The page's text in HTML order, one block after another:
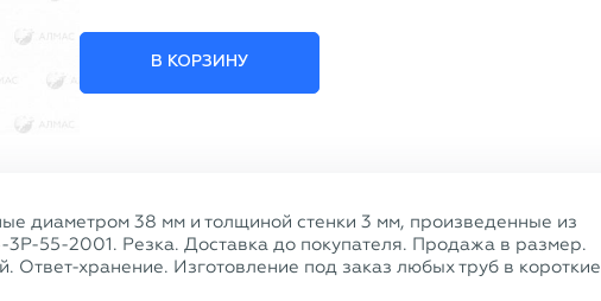
В КОРЗИНУ
диаметром 38 мм и толщиной стенки 3 мм, произведенные из
3Р-55-2001. Резка. Доставка до покупателя. Продажа в размер.
Ответ-хранение. Изготовление под заказ любых труб в короткие